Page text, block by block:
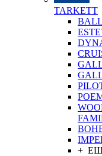
TARKETT
+